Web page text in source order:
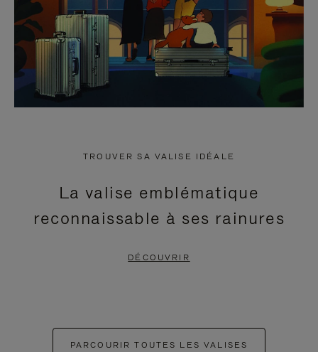
TROUVER SA VALISE IDÉALE
La valise emblématique
reconnaissable à ses rainures
DÉCOUVRIR
PARCOURIR TOUTES LES VALISES